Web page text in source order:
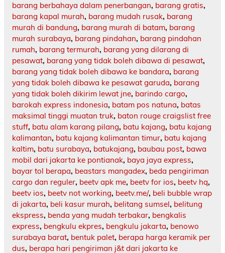
barang berbahaya dalam penerbangan, barang gratis,
barang kapal murah, barang mudah rusak, barang
murah di bandung, barang murah di batam, barang
murah surabaya, barang pindahan, barang pindahan
rumah, barang termurah, barang yang dilarang di
pesawat, barang yang tidak boleh dibawa di pesawat,
barang yang tidak boleh dibawa ke bandara, barang
yang tidak boleh dibawa ke pesawat garuda, barang
yang tidak boleh dikirim lewat jne, barindo cargo,
barokah express indonesia, batam pos natuna, batas
maksimal tinggi muatan truk, baton rouge craigslist free
stuff, batu alam karang pilang, batu kajang, batu kajang
kalimantan, batu kajang kalimantan timur, batu kajang
kaltim, batu surabaya, batukajang, baubau post, bawa
mobil dari jakarta ke pontianak, baya jaya express,
bayar tol berapa, beastars mangadex, beda pengiriman
cargo dan reguler, beetv apk me, beetv for ios, beetv hq,
beetv ios, beetv not working, beetv.me/, beli bubble wrap
di jakarta, beli kasur murah, belitang sumsel, belitung
ekspress, benda yang mudah terbakar, bengkalis
express, bengkulu ekpres, bengkulu jakarta, benowo
surabaya barat, bentuk palet, berapa harga keramik per
dus, berapa hari pengiriman j&t dari jakarta ke